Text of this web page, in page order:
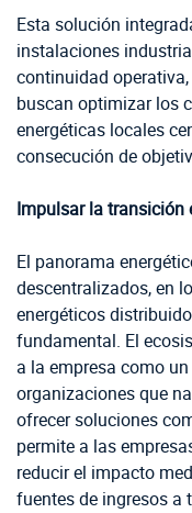
Esta solución
instalaciones
continuidad
buscan optimizar los
energéticas locales
consecución de
Impulsar la transición
El panorama
descentralizados, en
energéticos
fundamental. El
a la empresa como
organizaciones que
ofrecer soluciones
permite a las
reducir el impacto
fuentes de ingresos a